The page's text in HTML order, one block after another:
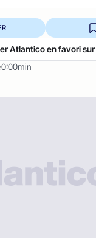
0:00min
Atlantico en favori sur